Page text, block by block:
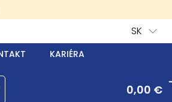
SK
KARIÉRA
0,00 €